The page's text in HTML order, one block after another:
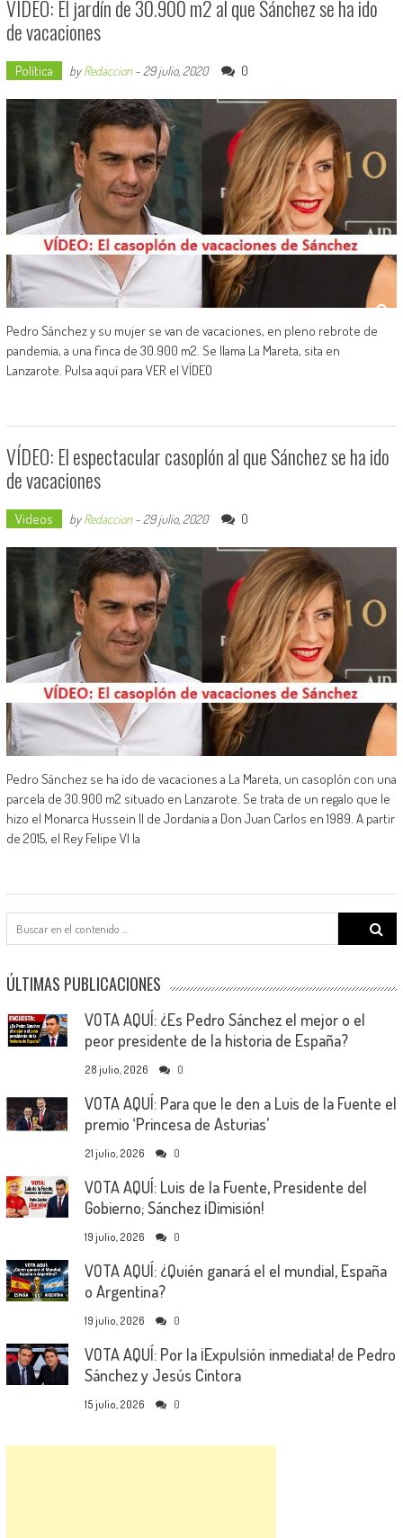
VÍDEO: El jardín de 30.900 m2 al que Sánchez se ha ido
de vacaciones
Política byRedaccion- 29 julio, 2020 0
Pedro Sánchez y su mujer se van de vacaciones, en pleno rebrote de
pandemia, a una finca de 30.900 m2. Se llama La Mareta, sita en
Lanzarote. Pulsa aquí para VER el VÍDEO
VÍDEO: El espectacular casoplón al que Sánchez se ha ido
de vacaciones
Videos byRedaccion- 29 julio, 2020 0
Pedro Sánchez se ha ido de vacaciones a La Mareta, un casoplón con una
parcela de 30.900 m2 situado en Lanzarote. Se trata de un regalo que le
hizo el Monarca Hussein II de Jordania a Don Juan Carlos en 1989. A partir
de 2015, el Rey Felipe VI la
Search
ÚLTIMAS PUBLICACIONES
VOTA AQUÍ: ¿Es Pedro Sánchez el mejor o el
peor presidente de la historia de España?
28 julio, 2026 0
VOTA AQUÍ: Para que le den a Luis de la Fuente el
premio ‘Princesa de Asturias’
21 julio, 2026 0
VOTA AQUÍ: Luis de la Fuente, Presidente del
Gobierno; Sánchez ¡Dimisión!
19 julio, 2026 0
VOTA AQUÍ: ¿Quién ganará el el mundial, España
o Argentina?
19 julio, 2026 0
VOTA AQUÍ: Por la ¡Expulsión inmediata! de Pedro
Sánchez y Jesús Cintora
15 julio, 2026 0